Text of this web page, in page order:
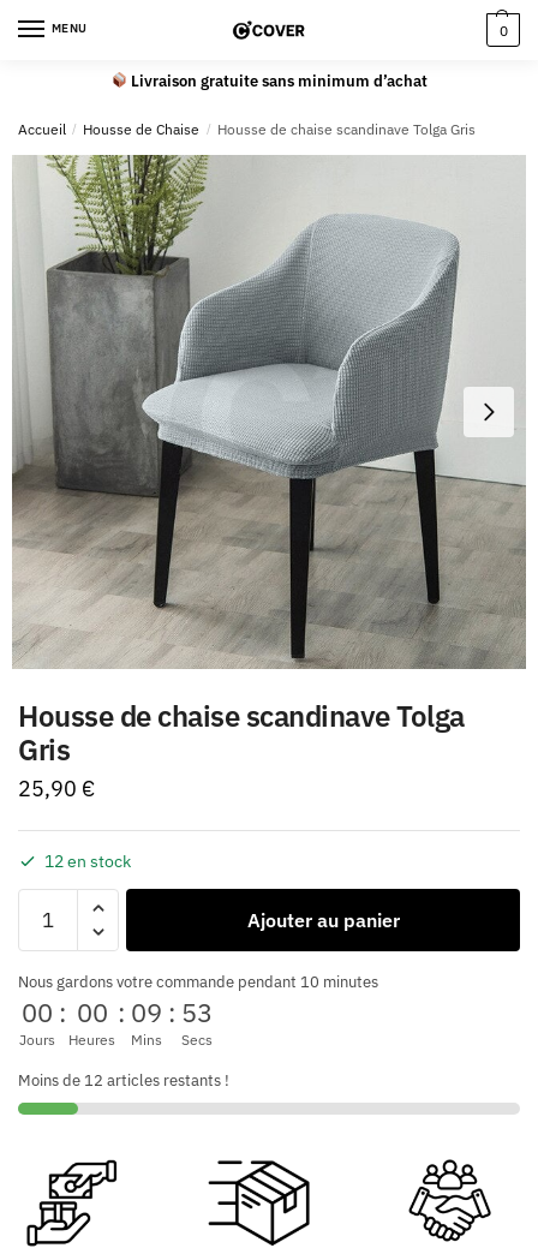
MENU 0
Livraison gratuite sans minimum d’achat
Accueil / Housse de Chaise / Housse de chaise scandinave Tolga Gris
Housse de chaise scandinave Tolga
Gris
25,90 €
12 en stock
Ajouter au panier
Nous gardons votre commande pendant 10 minutes
00
Jours
: 00
Heures
: 09
Mins
: 52
Secs
Moins de 12 articles restants !